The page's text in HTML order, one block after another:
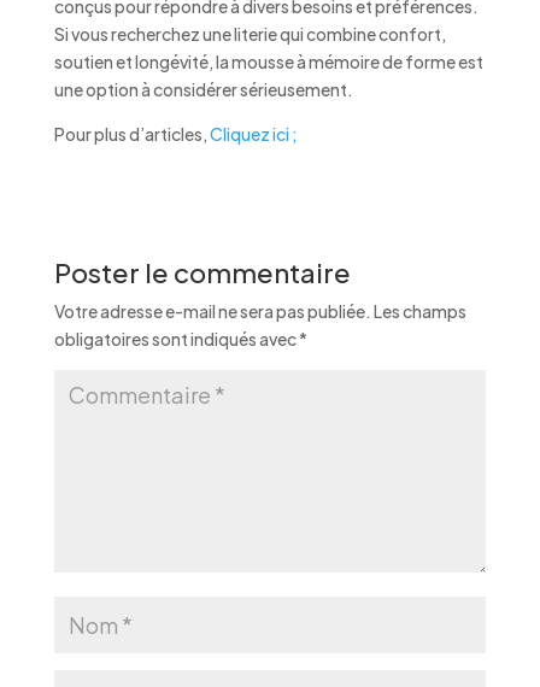
conçus pour répondre à divers besoins et préférences.
Si vous recherchez une literie qui combine confort,
soutien et longévité, la mousse à mémoire de forme est
une option à considérer sérieusement.
Pour plus d’articles,Cliquez ici ;
Poster le commentaire
Votre adresse e-mail ne sera pas publiée. Les champs
obligatoires sont indiqués avec*